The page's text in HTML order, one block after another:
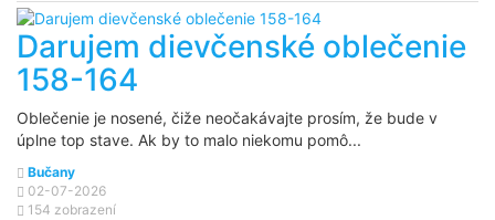
Darujem dievčenské oblečenie
158-164
Oblečenie je nosené, čiže neočakávajte prosím, že bude v
úplne top stave. Ak by to malo niekomu pomô...
Bučany
02-07-2026
154 zobrazení